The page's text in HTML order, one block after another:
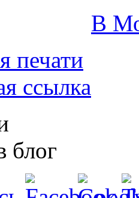
В
печати
ссылка
блог